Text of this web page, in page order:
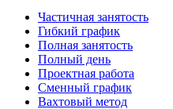
Частичная занятость
Гибкий график
Полная занятость
Полный день
Проектная работа
Сменный график
Вахтовый метод